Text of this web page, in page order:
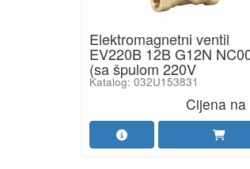
Elektromagnetni ventil
EV220B 12B G12N
(sa špulom 220V
Katalog: 032U153831
Cijena na